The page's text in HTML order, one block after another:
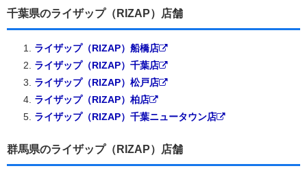
千葉県のライザップ（RIZAP）店舗
ライザップ（RIZAP）船橋店
ライザップ（RIZAP）千葉店
ライザップ（RIZAP）松戸店
ライザップ（RIZAP）柏店
ライザップ（RIZAP）千葉ニュータウン店
群馬県のライザップ（RIZAP）店舗